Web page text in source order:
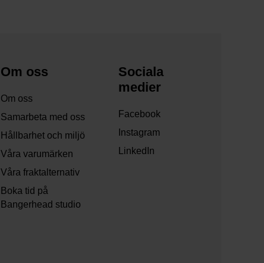
Om oss
Om oss
Samarbeta med oss
Hållbarhet och miljö
Våra varumärken
Våra fraktalternativ
Boka tid på
Bangerhead studio
Sociala
medier
Facebook
Instagram
LinkedIn